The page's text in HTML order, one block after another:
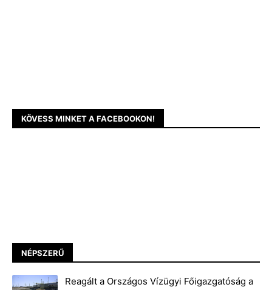
KÖVESS MINKET A FACEBOOKON!
NÉPSZERŰ
Reagált a Országos Vízügyi Főigazgatóság a